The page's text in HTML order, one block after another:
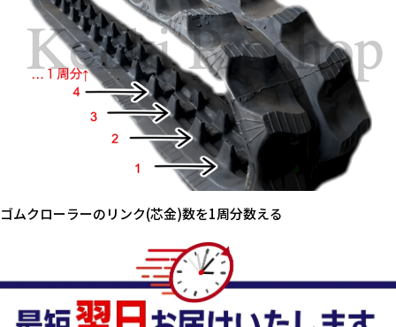
ゴムクローラーのリンク(芯金)数を1周分数える